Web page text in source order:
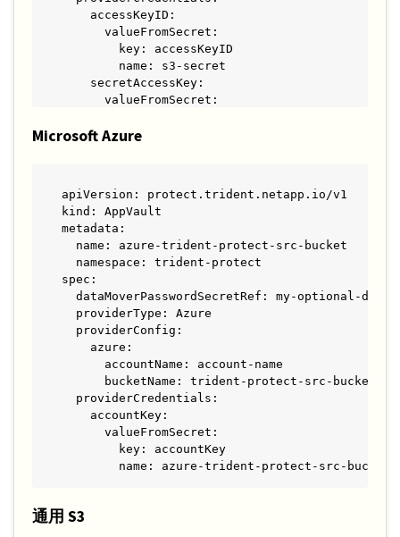
    accessKeyID:
      valueFromSecret:
        key: accessKeyID
        name: s3-secret
    secretAccessKey:
      valueFromSecret:
        name: s3-secret
        name: s3-secret
Microsoft Azure
apiVersion: protect.trident.netapp.io/v1
kind: AppVault
metadata:
  name: azure-trident-protect-src-bucket
  namespace: trident-protect
spec:
dataMoverPasswordSecretRef: my-optional-
  providerType: Azure
  providerConfig:
    azure:
      accountName: account-name
      bucketName: trident-protect-src-bucket
  providerCredentials:
    accountKey:
      valueFromSecret:
        key: accountKey
name: azure-trident-protect-src-
通用 S3